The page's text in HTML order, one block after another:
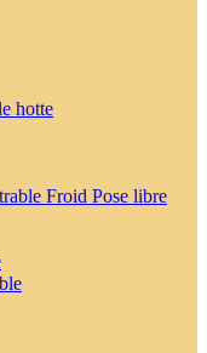
hotte
Froid Pose libre